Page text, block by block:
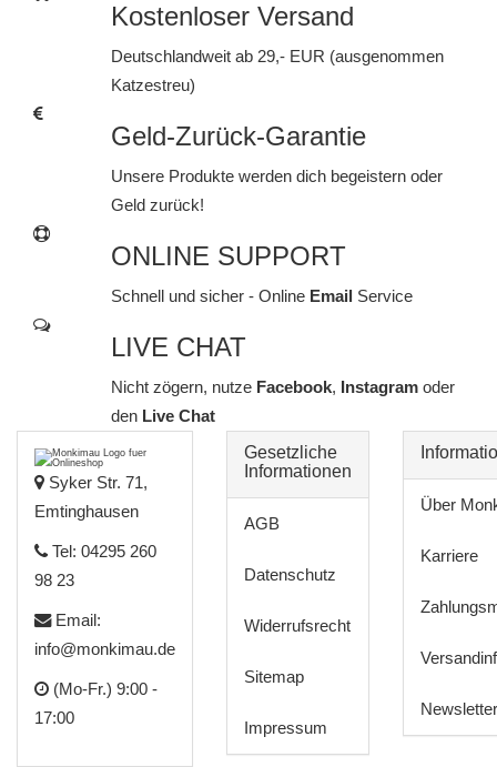
Kostenloser Versand
Deutschlandweit ab 29,- EUR (ausgenommen
Katzestreu)
Geld-Zurück-Garantie
Unsere Produkte werden dich begeistern oder
Geld zurück!
ONLINE SUPPORT
Schnell und sicher - Online Email Service
LIVE CHAT
Nicht zögern, nutze Facebook, Instagram oder
denLive Chat
Syker Str. 71,
Emtinghausen
Tel: 04295 260
98 23
Email:
info@monkimau.de
(Mo-Fr.) 9:00 -
17:00
Gesetzliche
Informationen
AGB
Datenschutz
Widerrufsrecht
Sitemap
Impressum
Über
Karriere
Newsletter